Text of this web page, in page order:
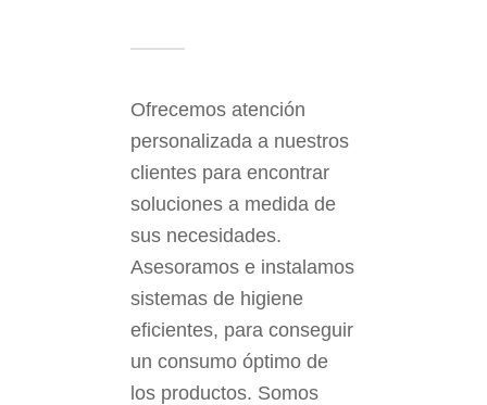
Ofrecemos atención
personalizada a nuestros
clientes para encontrar
soluciones a medida de
sus necesidades.
Asesoramos e instalamos
sistemas de higiene
eficientes, para conseguir
un consumo óptimo de
los productos. Somos